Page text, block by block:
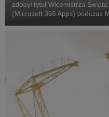
zdobył tytuł Wicemistrza
(Microsoft 365 Apps) podczas